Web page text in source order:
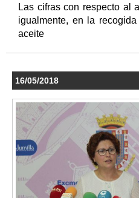
Las cifras con respecto al
igualmente, en la
aceite
16/05/2018